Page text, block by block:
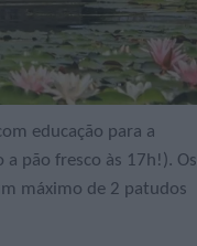
educação para a
pão fresco às 17h!). Os
máximo de 2 patudos